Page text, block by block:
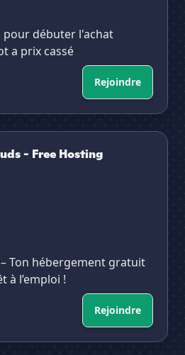
pour débuter l'achat
a prix cassé
Rejoindre
- Free Hosting
– Ton hébergement gratuit
à l’emploi !
Rejoindre